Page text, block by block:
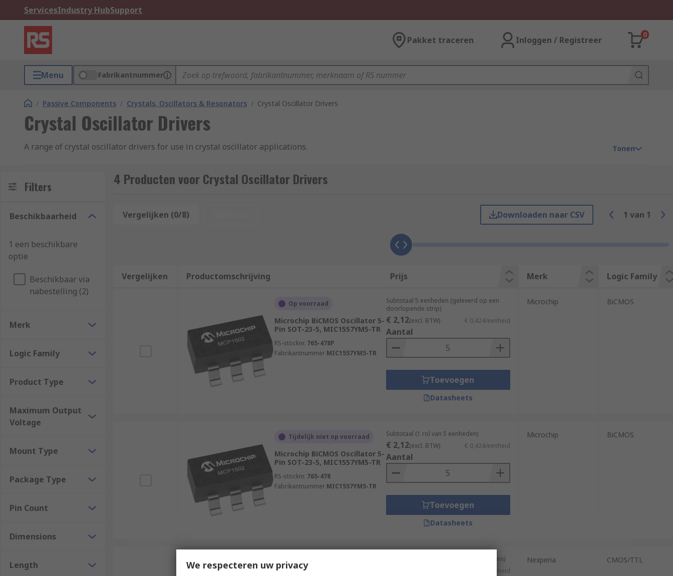
ServicesIndustry HubSupport
Pakket traceren Inloggen / Registreer
0
Menu Fabrikantnummer
/ Passive Components / Crystals, Oscillators & Resonators / Crystal Oscillator Drivers
Crystal Oscillator Drivers
A range of crystal oscillator drivers for use in crystal oscillator applications. Tonen
Filters
Beschikbaarheid
1 een beschikbare
optie
Beschikbaar via
nabestelling (2)
Merk
Logic Family
Product Type
Maximum Output
Voltage
Mount Type
Package Type
Pin Count
Dimensions
Length
4 Producten voor Crystal Oscillator Drivers
Vergelijken (0/8) Downloaden naar CSV 1 van 1
Vergelijken Productomschrijving Prijs Merk Logic Family
Op voorraad
Microchip BiCMOS Oscillator 5-
Pin SOT-23-5, MIC1557YM5-TR
RS-stocknr. 765-478P
Fabrikantnummer MIC1557YM5-TR
Subtotaal 5 eenheden (geleverd op een
doorlopende strip)
€ 2,12(excl. BTW) € 0,424/eenheid
Aantal
Toevoegen
Datasheets
Microchip BiCMOS
Tijdelijk niet op voorraad
Microchip BiCMOS Oscillator 5-
Pin SOT-23-5, MIC1557YM5-TR
RS-stocknr. 765-478
Fabrikantnummer MIC1557YM5-TR
Subtotaal (1 rol van 5 eenheden)
€ 2,12(excl. BTW) € 0,424/eenheid
Aantal
Toevoegen
Datasheets
Microchip BiCMOS
Momenteel niet beschikbaar Subtotaal (1 verpakking van 10 eenheden)
€ 0,491/eenheid
Nexperia CMOS/TTL
We respecteren uw privacy